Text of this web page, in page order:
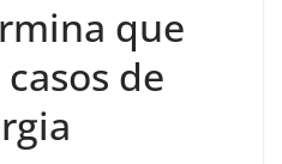
que
de